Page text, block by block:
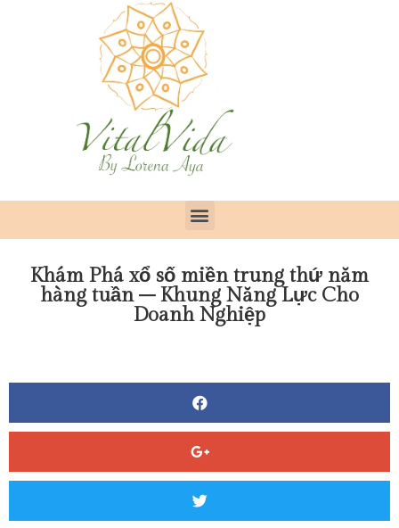
Khám Phá xổ số miền trung thứ năm
hàng tuần – Khung Năng Lực Cho
Doanh Nghiệp